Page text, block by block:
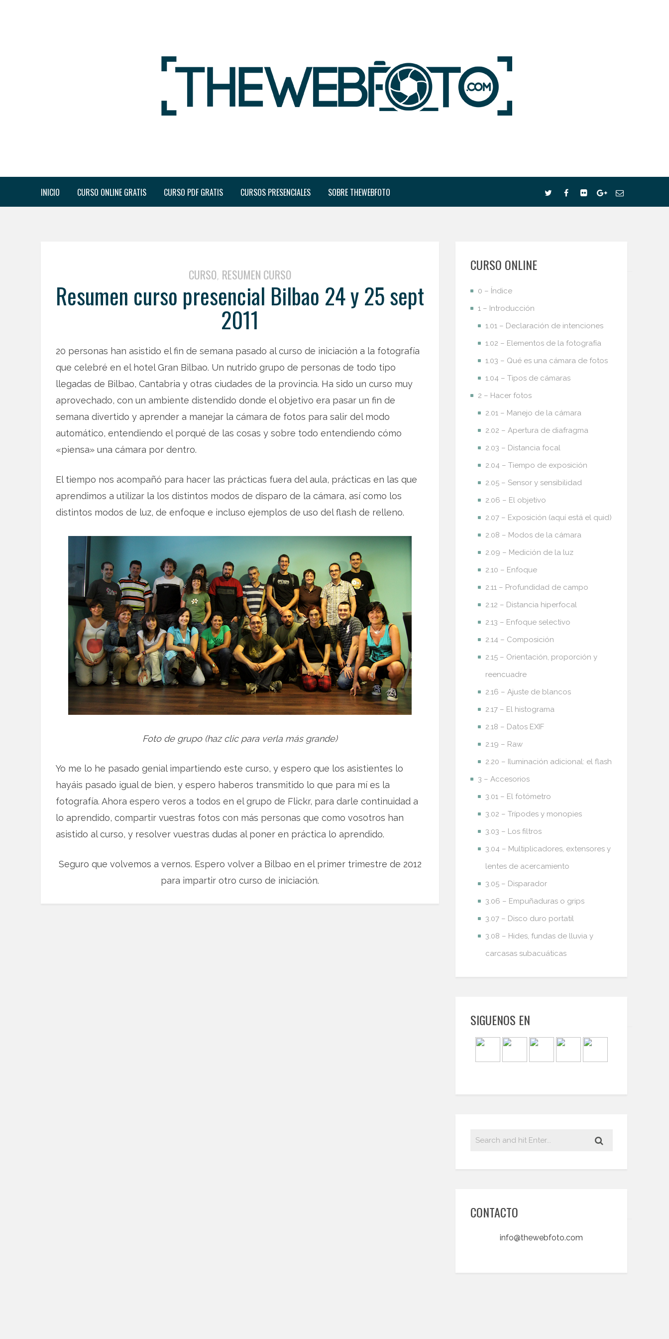
INICIO CURSO ONLINE GRATIS CURSO PDF GRATIS CURSOS PRESENCIALES SOBRE THEWEBFOTO
CURSO, RESUMEN CURSO
Resumen curso presencial Bilbao 24 y 25 sept
2011
20 personas han asistido el fin de semana pasado al curso de iniciación a la fotografía
que celebré en el hotel Gran Bilbao. Un nutrido grupo de personas de todo tipo
llegadas de Bilbao, Cantabria y otras ciudades de la provincia. Ha sido un curso muy
aprovechado, con un ambiente distendido donde el objetivo era pasar un fin de
semana divertido y aprender a manejar la cámara de fotos para salir del modo
automático, entendiendo el porqué de las cosas y sobre todo entendiendo cómo
«piensa» una cámara por dentro.
El tiempo nos acompañó para hacer las prácticas fuera del aula, prácticas en las que
aprendimos a utilizar la los distintos modos de disparo de la cámara, así como los
distintos modos de luz, de enfoque e incluso ejemplos de uso del flash de relleno.
Foto de grupo (haz clic para verla más grande)
Yo me lo he pasado genial impartiendo este curso, y espero que los asistientes lo
hayáis pasado igual de bien, y espero haberos transmitido lo que para mí es la
fotografía. Ahora espero veros a todos en el grupo de Flickr, para darle continuidad a
lo aprendido, compartir vuestras fotos con más personas que como vosotros han
asistido al curso, y resolver vuestras dudas al poner en práctica lo aprendido.
Seguro que volvemos a vernos. Espero volver a Bilbao en el primer trimestre de 2012
para impartir otro curso de iniciación.
CURSO ONLINE
0 – Índice
1 – Introducción
1.01 – Declaración de intenciones
1.02 – Elementos de la fotografía
1.03 – Qué es una cámara de fotos
1.04 – Tipos de cámaras
2 – Hacer fotos
2.01 – Manejo de la cámara
2.02 – Apertura de diafragma
2.03 – Distancia focal
2.04 – Tiempo de exposición
2.05 – Sensor y sensibilidad
2.06 – El objetivo
2.07 – Exposición (aquí está el quid)
2.08 – Modos de la cámara
2.09 – Medición de la luz
2.10 – Enfoque
2.11 – Profundidad de campo
2.12 – Distancia hiperfocal
2.13 – Enfoque selectivo
2.14 – Composición
2.15 – Orientación, proporción y
reencuadre
2.16 – Ajuste de blancos
2.17 – El histograma
2.18 – Datos EXIF
2.19 – Raw
2.20 – Iluminación adicional: el flash
3 – Accesorios
3.01 – El fotómetro
3.02 – Trípodes y monopies
3.03 – Los filtros
3.04 – Multiplicadores, extensores y
lentes de acercamiento
3.05 – Disparador
3.06 – Empuñaduras o grips
3.07 – Disco duro portatil
3.08 – Hides, fundas de lluvia y
carcasas subacuáticas
SIGUENOS EN
CONTACTO
info@thewebfoto.com